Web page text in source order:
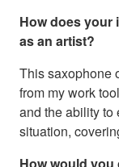
How does your
as an artist?
This saxophone
from my work
and the ability to
situation,